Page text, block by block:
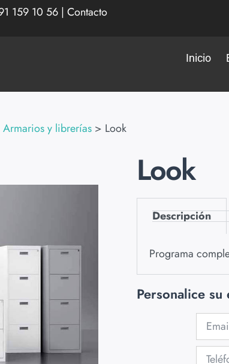
159 10 56| Contacto
Inicio
Armarios y librerías > Look
Look
Descripción
Programa
Personalice